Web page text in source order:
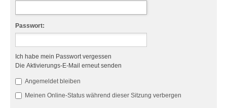
Passwort:
Ich habe mein Passwort vergessen
Die Aktivierungs-E-Mail erneut senden
Angemeldet bleiben
Meinen Online-Status während dieser Sitzung verbergen